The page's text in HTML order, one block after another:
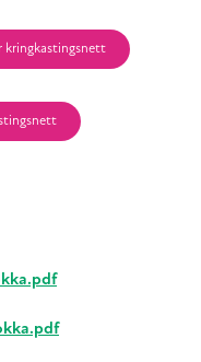
kringkastingsnett